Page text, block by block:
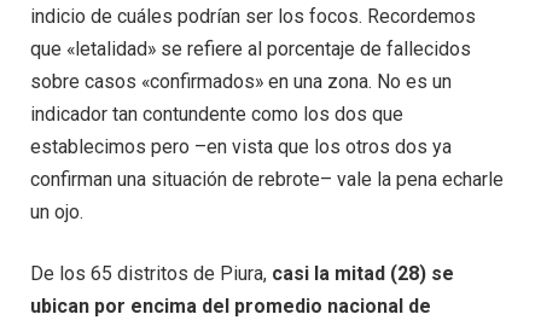
indicio de cuáles podrían ser los focos. Recordemos
que «letalidad» se refiere al porcentaje de fallecidos
sobre casos «confirmados» en una zona. No es un
indicador tan contundente como los dos que
establecimos pero –en vista que los otros dos ya
confirman una situación de rebrote– vale la pena echarle
un ojo.
De los 65 distritos de Piura, casi la mitad (28) se
ubican por encima del promedio nacional de